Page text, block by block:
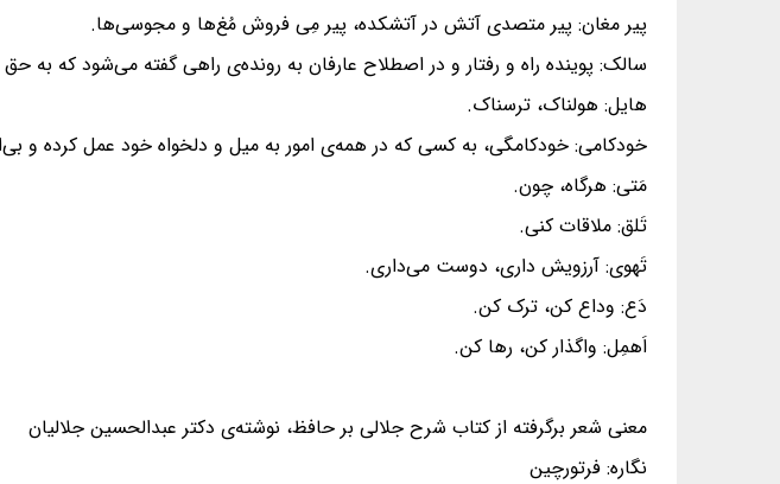
پیر مغان: پیر متصدی آتش در آتشکده، پیر مِی فروش مُغ‌ها و مجوسی‌ها.
سالک: پوینده راه و رفتار و در اصطلاح عارفان به رونده‌ی راهی گفته می‌شود که
هایل: هولناک، ترسناک.
خودکامی: خودکامگی، به کسی که در همه‌ی امور به میل و دلخواه خود عمل کرده و
مَتی: هرگاه، چون.
تَلق: ملاقات کنی.
تَهوی: آرزویش داری، دوست می‌داری.
دَع: وداع کن، ترک کن.
اَهمِل: واگذار کن، رها کن.
معنی شعر برگرفته از کتاب شرح جلالی بر حافظ، نوشته‌ی دکتر عبدالحسین جلالیان
نگاره: فرتورچین